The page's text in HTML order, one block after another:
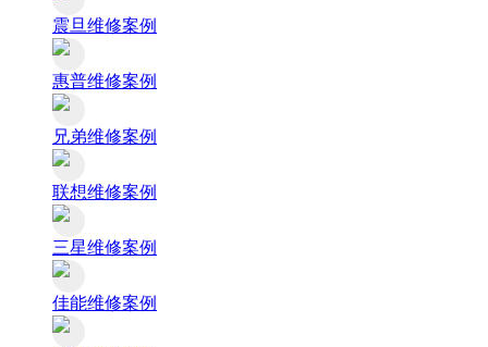
震旦维修案例
惠普维修案例
兄弟维修案例
联想维修案例
三星维修案例
佳能维修案例